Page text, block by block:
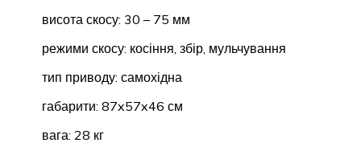
висота скосу: 30 – 75 мм
режими скосу: косіння, збір, мульчування
тип приводу: самохідна
габарити: 87x57x46 см
вага: 28 кг